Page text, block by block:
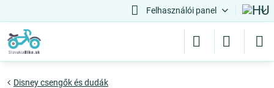
Felhasználói panel
Disney csengők és dudák